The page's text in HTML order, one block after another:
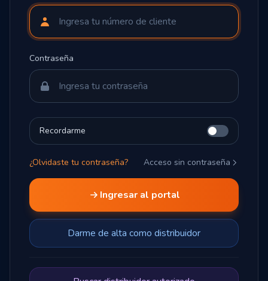
Contraseña
Recordarme
¿Olvidaste tu contraseña? Acceso sin contraseña
Ingresar al portal
Darme de alta como distribuidor